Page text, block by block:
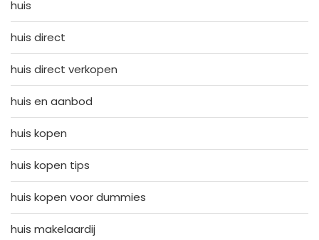
huis
huis direct
huis direct verkopen
huis en aanbod
huis kopen
huis kopen tips
huis kopen voor dummies
huis makelaardij